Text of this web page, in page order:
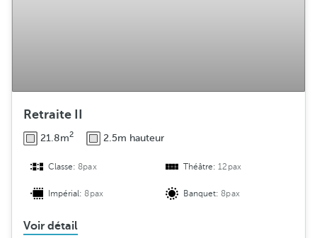
Retraite II
21.8m2 2.5m hauteur
Classe:8pax Théâtre:12pax
Impérial:8pax Banquet:8pax
Voir détail